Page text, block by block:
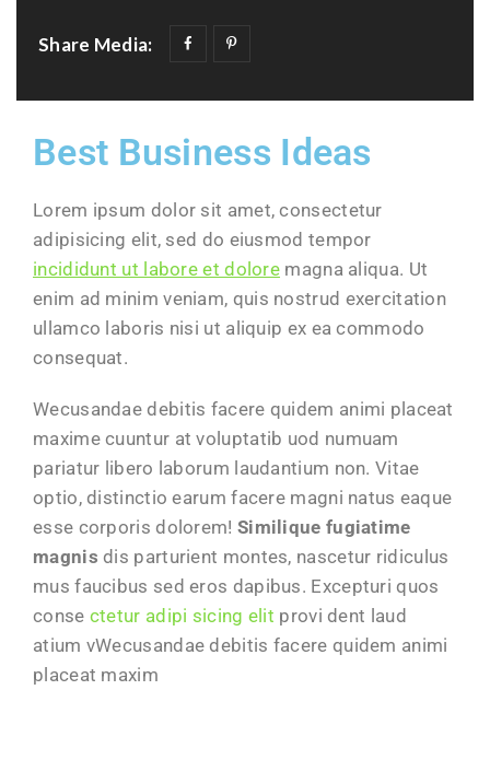
Share Media:
Best Business Ideas
Lorem ipsum dolor sit amet, consectetur
adipisicing elit, sed do eiusmod tempor
incididunt ut labore et dolore magna aliqua. Ut
enim ad minim veniam, quis nostrud exercitation
ullamco laboris nisi ut aliquip ex ea commodo
consequat.
Wecusandae debitis facere quidem animi placeat
maxime cuuntur at voluptatib uod numuam
pariatur libero laborum laudantium non. Vitae
optio, distinctio earum facere magni natus eaque
esse corporis dolorem! Similique fugiatime
magnis dis parturient montes, nascetur ridiculus
mus faucibus sed eros dapibus. Excepturi quos
conse ctetur adipi sicing elit provi dent laud
atium vWecusandae debitis facere quidem animi
placeat maxim